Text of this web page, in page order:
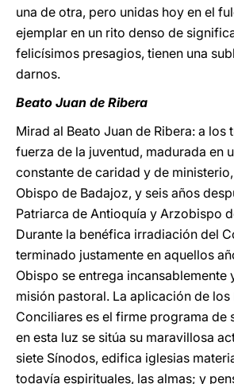
una de otra, pero unidas hoy en el
ejemplar en un rito denso de
felicísimos presagios, tienen una
darnos.
Beato Juan de Ribera
Mirad al Beato Juan de Ribera: a los
fuerza de la juventud, madurada en
constante de caridad y de
Obispo de Badajoz, y seis años
Patriarca de Antioquía y Arzobispo
Durante la benéfica irradiación del
terminado justamente en aquellos
Obispo se entrega incansablemente
misión pastoral. La aplicación de
Conciliares es el firme programa de
en esta luz se sitúa su maravillosa
siete Sínodos, edifica iglesias
todavía espirituales, las almas; y